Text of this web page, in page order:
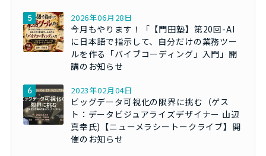
2026年06月28日
今月もやります！「【門田塾】第20回-AI
に日本語で指示して、自分だけの業務ツー
ルを作る「バイブコーディング」入門」開
講のお知らせ
2023年02月04日
ビッグデータ可視化の限界に挑む（ゲス
ト：データビジュアライズデザイナー 山辺
真幸氏)【ニューメラシートークライブ】開
催のお知らせ